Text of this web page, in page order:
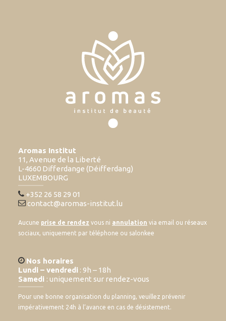
Aromas Institut
11, Avenue de la Liberté
L-4660 Differdange (Déifferdang)
LUXEMBOURG
+352 26 58 29 01
contact@aromas-institut.lu
Aucune prise de rendez vous ni annulation via email ou réseaux
sociaux, uniquement par téléphone ou salonkee
Nos horaires
Lundi – vendredi : 9h – 18h
Samedi : uniquement sur rendez-vous
Pour une bonne organisation du planning, veuillez prévenir
impérativement 24h à l’avance en cas de désistement.